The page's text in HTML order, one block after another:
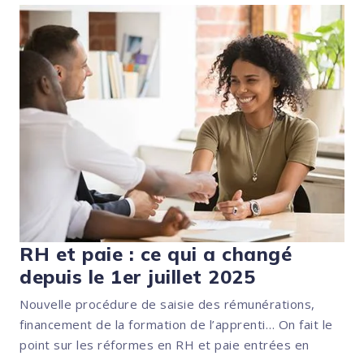
RH et paie : ce qui a changé
depuis le 1er juillet 2025
Nouvelle procédure de saisie des rémunérations,
financement de la formation de l’apprenti… On fait le
point sur les réformes en RH et paie entrées en